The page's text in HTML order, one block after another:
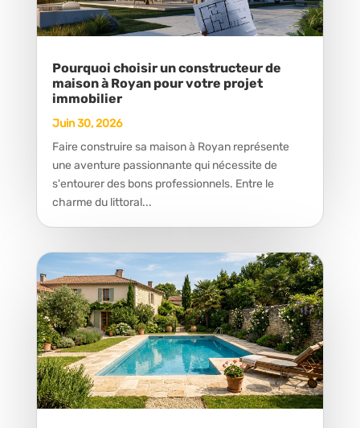
Pourquoi choisir un constructeur de
maison à Royan pour votre projet
immobilier
Juin 30, 2026
Faire construire sa maison à Royan représente
une aventure passionnante qui nécessite de
s'entourer des bons professionnels. Entre le
charme du littoral...